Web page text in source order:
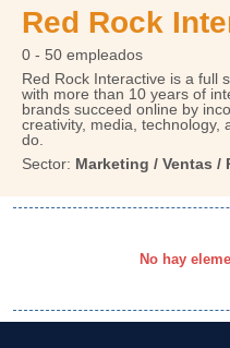
Red Rock
0 - 50 empleados
Red Rock Interactive is a full
with more than 10 years of
brands succeed online by
creativity, media, technology,
do.
Sector: Marketing / Ventas /
No hay